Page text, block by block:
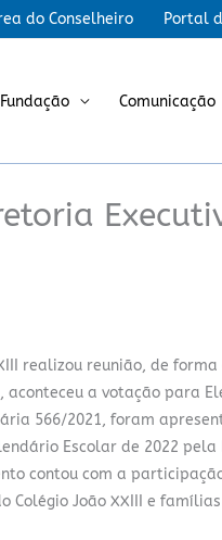
do Conselheiro Portal
Fundação Comunicação
realizou reunião, de
a votação para
566/2021, foram
Escolar de 2022
contou com a
João XXIII e